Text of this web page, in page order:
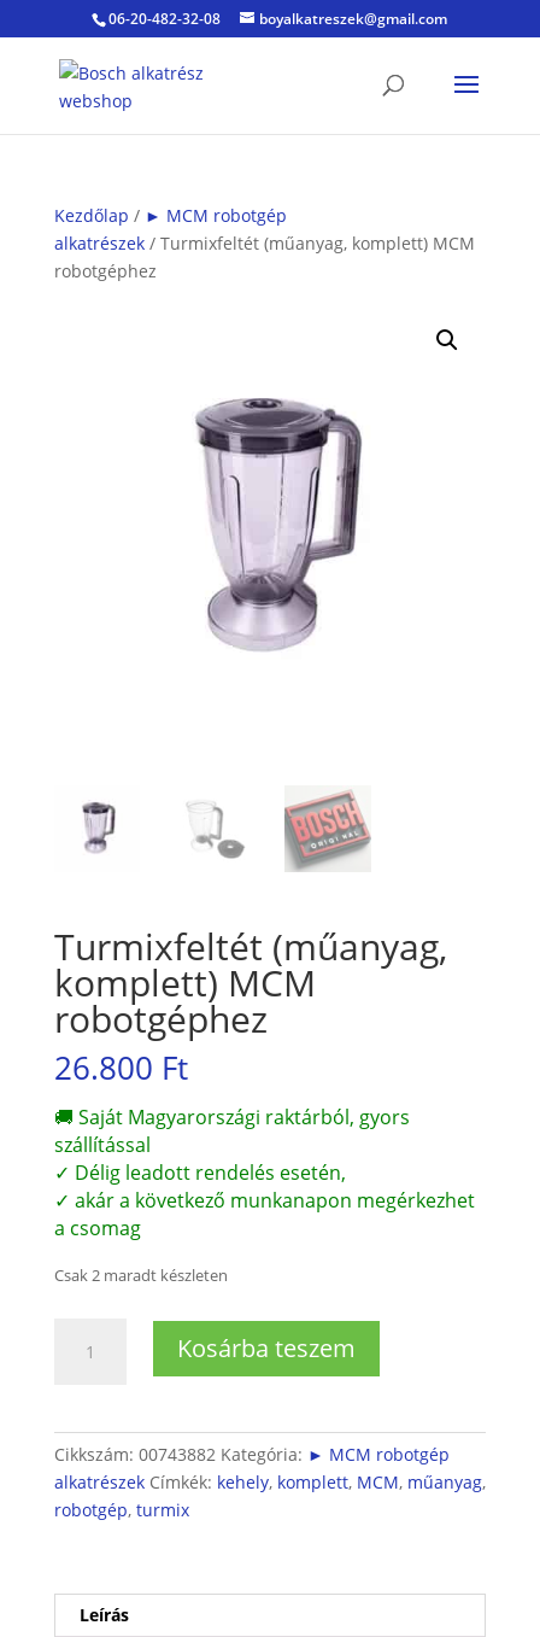
06-20-482-32-08 boyalkatreszek@gmail.com
Kezdőlap / ► MCM robotgép
alkatrészek/ Turmixfeltét (műanyag, komplett) MCM
robotgéphez
Turmixfeltét (műanyag,
komplett) MCM
robotgéphez
26.800 Ft
🚚 Saját Magyarországi raktárból, gyors
szállítással
✓ Délig leadott rendelés esetén,
✓ akár a következő munkanapon megérkezhet
a csomag
Csak 2 maradt készleten
(műanyag,
Kosárba teszem
Cikkszám: 00743882 Kategória: ► MCM robotgép
alkatrészek Címkék: kehely, komplett, MCM, műanyag,
robotgép, turmix
Leírás